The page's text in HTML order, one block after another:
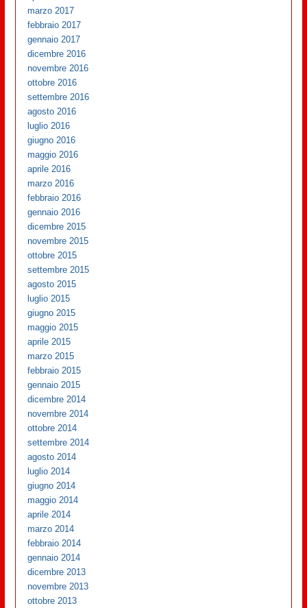
marzo 2017
febbraio 2017
gennaio 2017
dicembre 2016
novembre 2016
ottobre 2016
settembre 2016
agosto 2016
luglio 2016
giugno 2016
maggio 2016
aprile 2016
marzo 2016
febbraio 2016
gennaio 2016
dicembre 2015
novembre 2015
ottobre 2015
settembre 2015
agosto 2015
luglio 2015
giugno 2015
maggio 2015
aprile 2015
marzo 2015
febbraio 2015
gennaio 2015
dicembre 2014
novembre 2014
ottobre 2014
settembre 2014
agosto 2014
luglio 2014
giugno 2014
maggio 2014
aprile 2014
marzo 2014
febbraio 2014
gennaio 2014
dicembre 2013
novembre 2013
ottobre 2013